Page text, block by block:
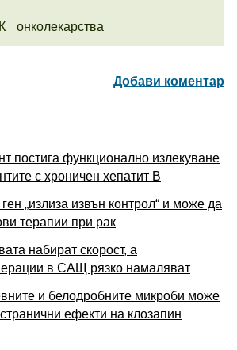
онколекарства
Добави коментар
постига функционално излекуване
с хроничен хепатит B
„излиза извън контрол“ и може да
терапии при рак
набират скорост, а
в САЩ рязко намаляват
и белодробните микроби може
ефекти на клозапин